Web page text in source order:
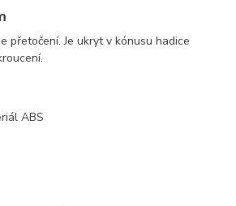
přetočení. Je ukryt v kónusu hadice
ABS